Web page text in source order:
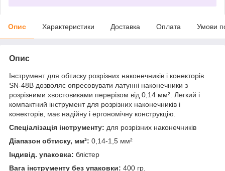
Опис Характеристики Доставка Оплата Умови
Опис
Інструмент для обтиску розрізних наконечників і конекторів
SN-48B дозволяє опресовувати латунні наконечники з
розрізними хвостовиками перерізом від 0,14 мм². Легкий і
компактний інструмент для розрізних наконечників і
конекторів, має надійну і ергономічну конструкцію.
Спеціалізація інструменту: для розрізних наконечників
Діапазон обтиску, мм²: 0,14-1,5 мм²
Індивід. упаковка: блістер
Вага інструменту без упаковки: 400 гр.